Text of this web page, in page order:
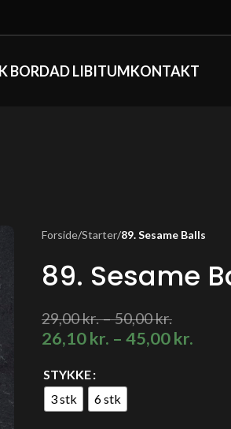
BORDAD LIBITUMKONTAKT
Forside/Starter/89. Sesame Balls
89. Sesame
29,00kr.–50,00kr.
26,10kr. – 45,00kr.
STYKKE
3 stk
6 stk